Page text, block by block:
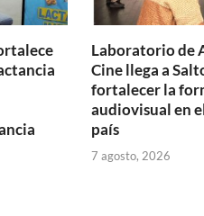
Laboratorio de
Cine llega a
fortalecer la
audiovisual en
país
7 agosto, 2026